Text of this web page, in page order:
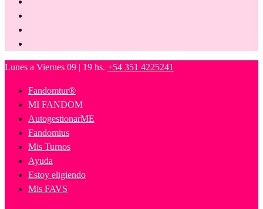
Lunes a Viernes 09 | 19 hs. +54 351 4225241
Fandomtur®
MI FANDOM
AutogestionarME
Fandomius
Mis Turnos
Ayuda
Estoy eligiendo
Mis FAVS